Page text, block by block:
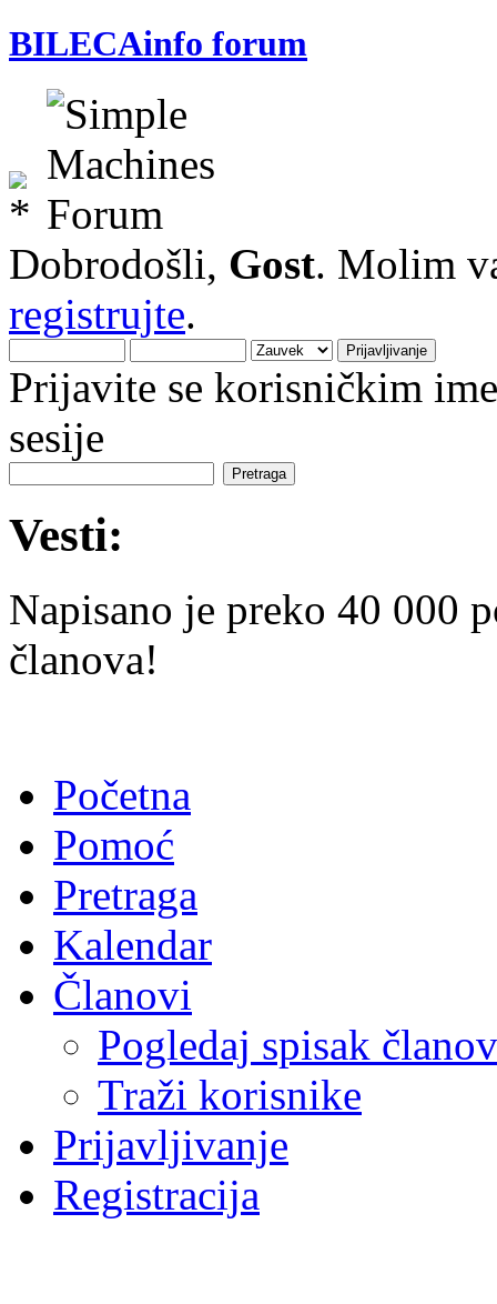
BILECAinfo forum
Dobrodošli, Gost. Molim
registrujte.
Prijavite se korisničkim
sesije
Vesti:
Napisano je preko 40 000
članova!
Početna
Pomoć
Pretraga
Kalendar
Članovi
Pogledaj spisak
Traži korisnike
Prijavljivanje
Registracija